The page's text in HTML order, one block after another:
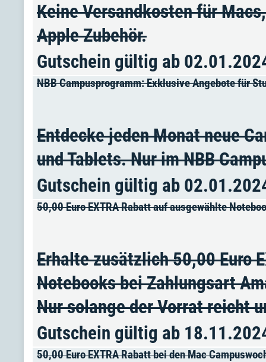
Keine Versandkosten für
Apple Zubehör.
Gutschein gültig ab
NBB Campusprogramm: Exklusive Angebote für
Entdecke jeden Monat neue
und Tablets. Nur im NBB
Gutschein gültig ab
50,00 Euro EXTRA Rabatt auf ausgewählte
Erhalte zusätzlich 50,00 Euro
Notebooks bei Zahlungsart
Nur solange der Vorrat reicht
Gutschein gültig ab
50,00 Euro EXTRA Rabatt bei den Mac